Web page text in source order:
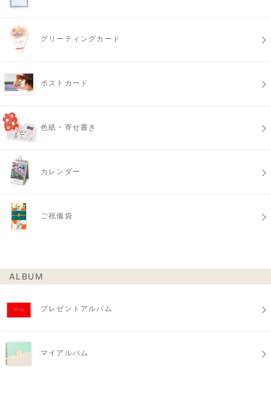
グリーティングカード
ポストカード
色紙・寄せ書き
カレンダー
ご祝儀袋
ALBUM
プレゼントアルバム
マイアルバム